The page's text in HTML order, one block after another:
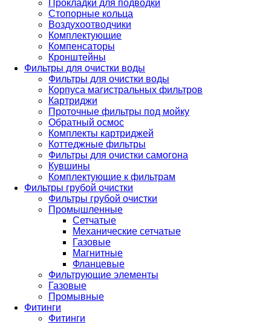
Прокладки для подводки
Стопорные кольца
Воздухоотводчики
Комплектующие
Компенсаторы
Кронштейны
Фильтры для очистки воды
Фильтры для очистки воды
Корпуса магистральных фильтров
Картриджи
Проточные фильтры под мойку
Обратный осмос
Комплекты картриджей
Коттеджные фильтры
Фильтры для очистки самогона
Кувшины
Комплектующие к фильтрам
Фильтры грубой очистки
Фильтры грубой очистки
Промышленные
Сетчатые
Механические сетчатые
Газовые
Магнитные
Фланцевые
Фильтрующие элементы
Газовые
Промывные
Фитинги
Фитинги